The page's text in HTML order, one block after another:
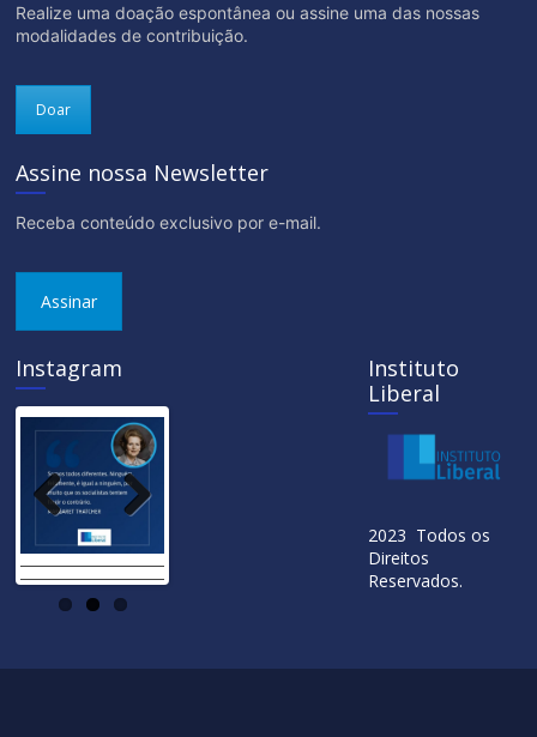
Realize uma doação espontânea ou assine uma das nossas
modalidades de contribuição.
Doar
Assine nossa Newsletter
Receba conteúdo exclusivo por e-mail.
Assinar
Instagram
ous
Instituto
Liberal
2023 Todos os
Direitos
Reservados.